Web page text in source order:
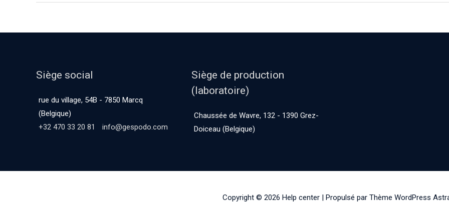
Siège social
rue du village, 54B - 7850 Marcq
(Belgique)
+32 470 33 20 81
info@gespodo.com
Siège de production
(laboratoire)
Chaussée de Wavre, 132 - 1390 Grez-
Doiceau (Belgique)
Copyright © 2026 Help center | Propulsé par Thème WordPress